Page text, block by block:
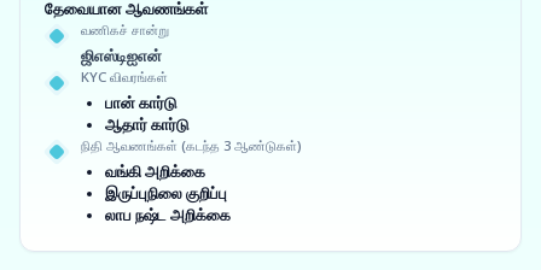
தேவையான ஆவணங்கள்
வணிகச் சான்று
ஜிஎஸ்டிஐஎன்
KYC விவரங்கள்
பான் கார்டு
ஆதார் கார்டு
நிதி ஆவணங்கள் (கடந்த 3 ஆண்டுகள்)
வங்கி அறிக்கை
இருப்புநிலை குறிப்பு
லாப நஷ்ட அறிக்கை